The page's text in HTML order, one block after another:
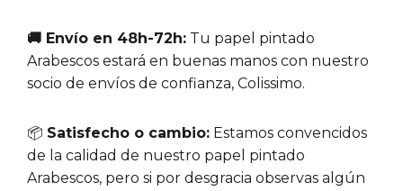
🚚 Envío en 48h-72h: Tu papel pintado
Arabescos estará en buenas manos con nuestro
socio de envíos de confianza, Colissimo.
📦 Satisfecho o cambio: Estamos convencidos
de la calidad de nuestro papel pintado
Arabescos, pero si por desgracia observas algún